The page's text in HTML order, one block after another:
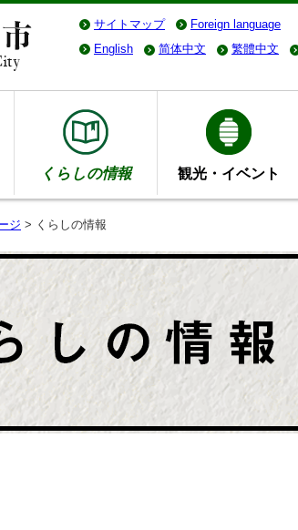
サイトマップ Foreign language
English
简体中文 繁體中文
くらしの情報 観光・イベント
ジ > くらしの情報